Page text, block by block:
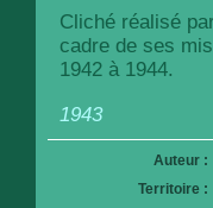
Cliché réalisé
cadre de ses
1942 à 1944.
1943
Auteur :
Territoire :